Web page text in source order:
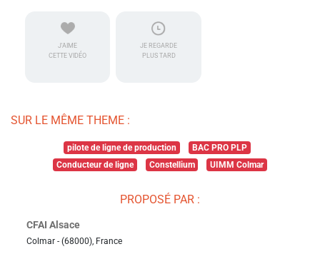
J'AIME
CETTE VIDÉO
JE REGARDE
PLUS TARD
SUR LE MÊME THEME :
pilote de ligne de production
BAC PRO PLP
Conducteur de ligne
Constellium UIMM Colmar
PROPOSÉ PAR :
CFAI Alsace
Colmar - (68000), France